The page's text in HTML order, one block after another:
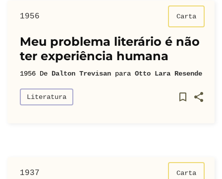
1956 Carta
Meu problema literário é não
ter experiência humana
1956 De Dalton Trevisan para Otto Lara Resende
Literatura
1937 Carta